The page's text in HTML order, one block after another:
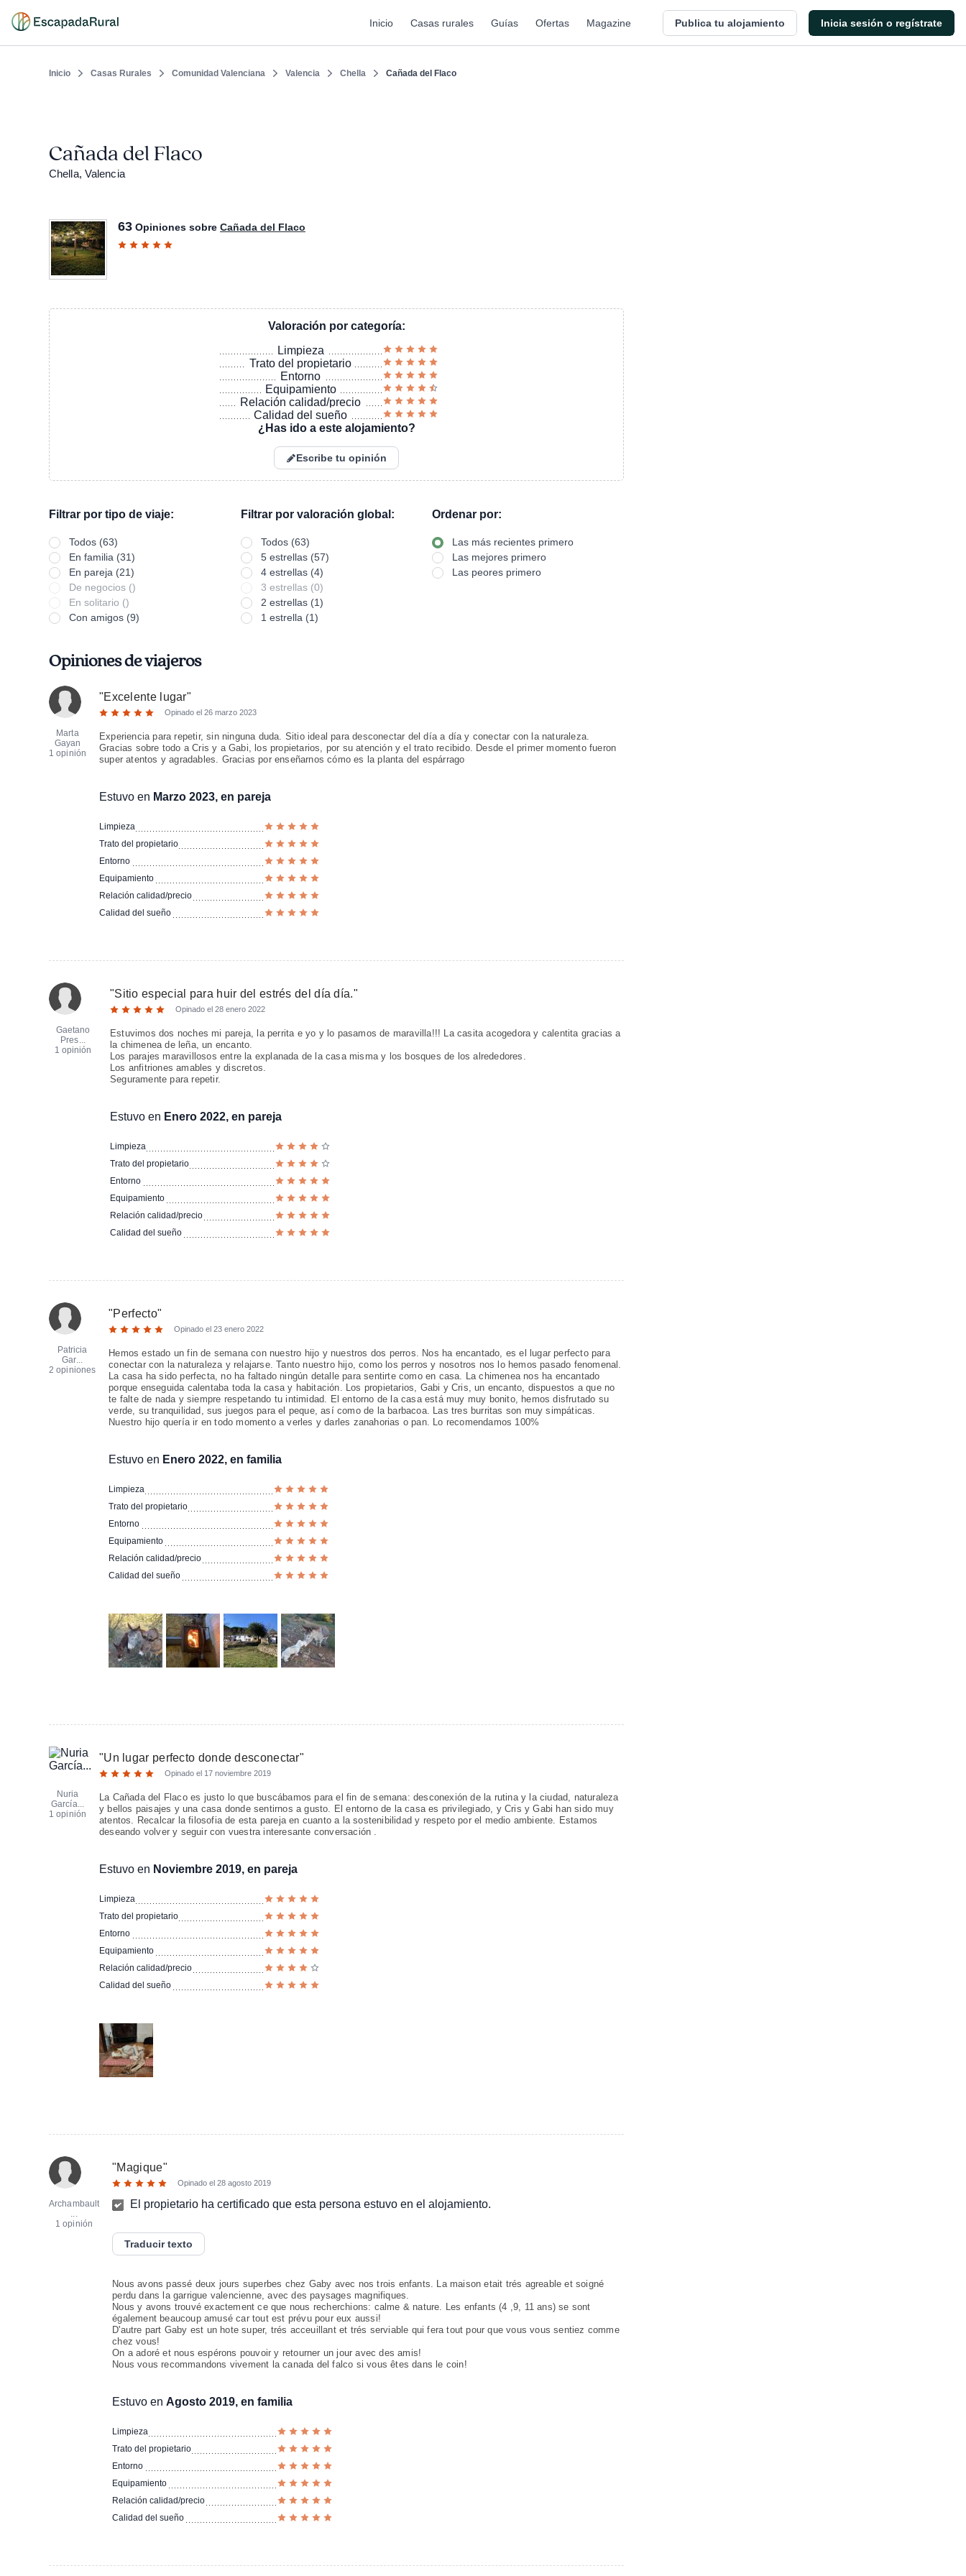
Inicio Casas rurales Guías Ofertas Magazine Publica tu alojamiento Inicia sesión o regístrate
Inicio Casas Rurales Comunidad Valenciana Valencia Chella Cañada del Flaco
Cañada del Flaco
Chella, Valencia
63 Opiniones sobre Cañada del Flaco
Valoración por categoría:
Limpieza
Trato del propietario
Entorno
Equipamiento
Relación calidad/precio
Calidad del sueño
¿Has ido a este alojamiento?
Escribe tu opinión
Filtrar por tipo de viaje:
Todos (63)
En familia (31)
En pareja (21)
De negocios ()
En solitario ()
Con amigos (9)
Filtrar por valoración global:
Todos (63)
5 estrellas (57)
4 estrellas (4)
3 estrellas (0)
2 estrellas (1)
1 estrella (1)
Ordenar por:
Las más recientes primero
Las mejores primero
Las peores primero
Opiniones de viajeros
Marta
Gayan
1 opinión
"Excelente lugar"
Opinado el 26 marzo 2023
Experiencia para repetir, sin ninguna duda. Sitio ideal para desconectar del día a día y conectar con la naturaleza.
Gracias sobre todo a Cris y a Gabi, los propietarios, por su atención y el trato recibido. Desde el primer momento fueron
super atentos y agradables. Gracias por enseñarnos cómo es la planta del espárrago
Estuvo en Marzo 2023, en pareja
Limpieza
Trato del propietario
Entorno
Equipamiento
Relación calidad/precio
Calidad del sueño
Gaetano
Pres...
1 opinión
"Sitio especial para huir del estrés del día día."
Opinado el 28 enero 2022
Estuvimos dos noches mi pareja, la perrita e yo y lo pasamos de maravilla!!! La casita acogedora y calentita gracias a
la chimenea de leña, un encanto.
Los parajes maravillosos entre la explanada de la casa misma y los bosques de los alrededores.
Los anfitriones amables y discretos.
Seguramente para repetir.
Estuvo en Enero 2022, en pareja
Limpieza
Trato del propietario
Entorno
Equipamiento
Relación calidad/precio
Calidad del sueño
Patricia
Gar...
2 opiniones
"Perfecto"
Opinado el23 enero 2022
Hemos estado un fin de semana con nuestro hijo y nuestros dos perros. Nos ha encantado, es el lugar perfecto para
conectar con la naturaleza y relajarse. Tanto nuestro hijo, como los perros y nosotros nos lo hemos pasado fenomenal.
La casa ha sido perfecta, no ha faltado ningún detalle para sentirte como en casa. La chimenea nos ha encantado
porque enseguida calentaba toda la casa y habitación. Los propietarios, Gabi y Cris, un encanto, dispuestos a que no
te falte de nada y siempre respetando tu intimidad. El entorno de la casa está muy muy bonito, hemos disfrutado su
verde, su tranquilidad, sus juegos para el peque, así como de la barbacoa. Las tres burritas son muy simpáticas.
Nuestro hijo quería ir en todo momento a verles y darles zanahorias o pan. Lo recomendamos 100%
Estuvo en Enero 2022, en familia
Limpieza
Trato del propietario
Entorno
Equipamiento
Relación calidad/precio
Calidad del sueño
Nuria
García...
1 opinión
"Un lugar perfecto donde desconectar"
Opinado el 17 noviembre 2019
La Cañada del Flaco es justo lo que buscábamos para el fin de semana: desconexión de la rutina y la ciudad, naturaleza
y bellos paisajes y una casa donde sentirnos a gusto. El entorno de la casa es privilegiado, y Cris y Gabi han sido muy
atentos. Recalcar la filosofia de esta pareja en cuanto a la sostenibilidad y respeto por el medio ambiente. Estamos
deseando volver y seguir con vuestra interesante conversación .
Estuvo en Noviembre 2019, en pareja
Limpieza
Trato del propietario
Entorno
Equipamiento
Relación calidad/precio
Calidad del sueño
Archambault
...
1 opinión
"Magique"
Opinado el28 agosto 2019
El propietario ha certificado que esta persona estuvo en el alojamiento.
Traducir texto
Nous avons passé deux jours superbes chez Gaby avec nos trois enfants. La maison etait trés agreable et soigné
perdu dans la garrigue valencienne, avec des paysages magnifiques.
Nous y avons trouvé exactement ce que nous recherchions: calme & nature. Les enfants (4 ,9, 11 ans) se sont
également beaucoup amusé car tout est prévu pour eux aussi!
D'autre part Gaby est un hote super, trés acceuillant et trés serviable qui fera tout pour que vous vous sentiez comme
chez vous!
On a adoré et nous espérons pouvoir y retourner un jour avec des amis!
Nous vous recommandons vivement la canada del falco si vous êtes dans le coin!
Estuvo en Agosto 2019, en familia
Limpieza
Trato del propietario
Entorno
Equipamiento
Relación calidad/precio
Calidad del sueño